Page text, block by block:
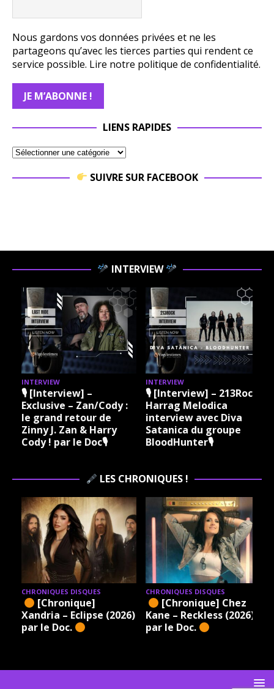
Nous gardons vos données privées et ne les
partageons qu’avec les tierces parties qui rendent ce
service possible. Lire notre politique de confidentialité.
LIENS RAPIDES
SUIVRE SUR FACEBOOK
INTERVIEW
INTERVIEW
🎙 [Interview] –
Exclusive – Zan/Cody :
le grand retour de
Zinny J. Zan & Harry
Cody ! par le Doc🎙
INTERVIEW
🎙 [Interview] – 213Rock
Harrag Melodica
interview avec Diva
Satanica du groupe
BloodHunter🎙
LES CHRONIQUES !
CHRONIQUES DISQUES
[Chronique]
Xandria – Eclipse (2026)
par le Doc.
CHRONIQUES DISQUES
[Chronique] Chez
Kane – Reckless (2026)
par le Doc.